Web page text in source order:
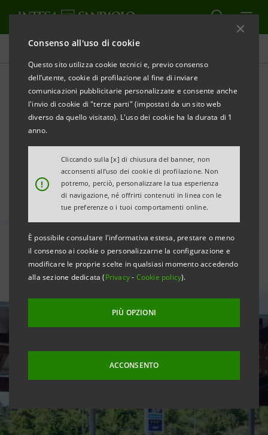
Consenso all'uso di cookie
Questo sito utilizza cookie tecnici e, previo consenso
dell’utente, cookie di profilazione al fine di inviare
comunicazioni pubblicitarie personalizzate e consente anche
l'invio di cookie di "terze parti" (impostati da un sito web
diverso da quello visitato). L'uso dei cookie ha la durata di 1
anno.
!
Cliccando sulla [x] di chiusura del banner, non
acconsenti all’uso dei cookie di profilazione. Non
potremo, perciò, personalizzare la tua esperienza
di navigazione, né offrirti contenuti in linea con le
tue preferenze o i tuoi comportamenti online.
È possibile consultare l'informativa estesa, prestare o meno
il consenso ai cookie o personalizzarne la configurazione e
modificare le proprie scelte in qualsiasi momento accedendo
alla sezione dedicata (Privacy- Cookie policy).
PIÙ OPZIONI
ACCONSENTO
Tutte le news
Da Intesa Sanpaolo €5mln
per i target ESG di Aquila
Energie